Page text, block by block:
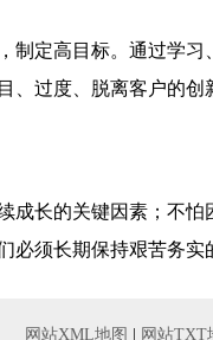
制定高目标。通过学
过度、脱离客户的创
成长的关键因素；不
须长期保持艰苦务实
网站XML地图 网站TXT